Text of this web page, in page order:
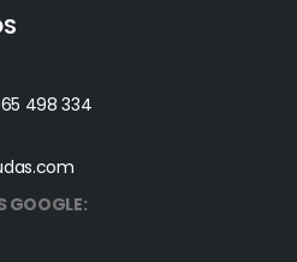
498 334
GOOGLE: